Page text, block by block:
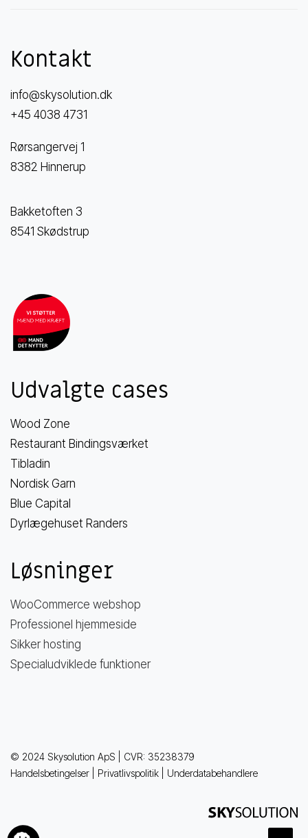
Kontakt
info@skysolution.dk
+45 4038 4731
Rørsangervej 1
8382 Hinnerup
Bakketoften 3
8541 Skødstrup
Udvalgte cases
Wood Zone
Restaurant Bindingsværket
Tibladin
Nordisk Garn
Blue Capital
Dyrlægehuset Randers
Løsninger
WooCommerce webshop
Professionel hjemmeside
Sikker hosting
Specialudviklede funktioner
© 2024 Skysolution ApS | CVR: 35238379
Handelsbetingelser
Privatlivspolitik Underdatabehandlere